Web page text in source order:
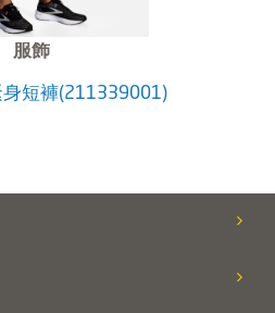
服飾
身短褲(211339001)